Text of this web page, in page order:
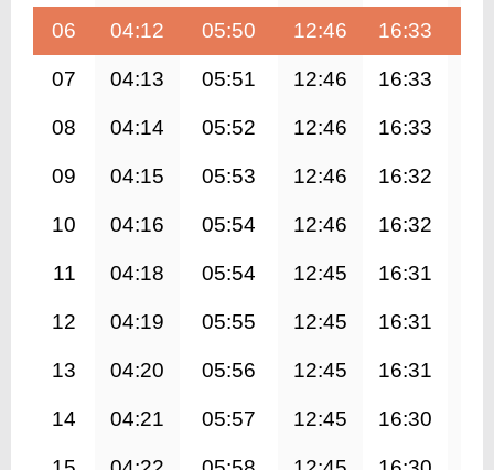
06 04:12 05:50 12:46 16:33
07 04:13 05:51 12:46 16:33
08 04:14 05:52 12:46 16:33
09 04:15 05:53 12:46 16:32
10 04:16 05:54 12:46 16:32
11 04:18 05:54 12:45 16:31
12 04:19 05:55 12:45 16:31
13 04:20 05:56 12:45 16:31
14 04:21 05:57 12:45 16:30